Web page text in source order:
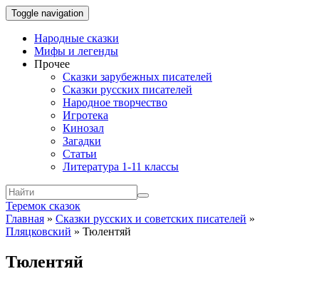
Toggle navigation
Народные сказки
Мифы и легенды
Прочее
Сказки зарубежных писателей
Сказки русских писателей
Народное творчество
Игротека
Кинозал
Загадки
Статьи
Литература 1-11 классы
Теремок сказок
Главная » Сказки русских и советских писателей »
Пляцковский » Тюлентяй
Тюлентяй